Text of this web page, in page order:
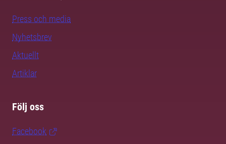
Press och media
Nyhetsbrev
Aktuellt
Artiklar
Följ oss
Facebook